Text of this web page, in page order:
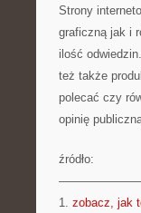
Strony
graficzną jak i
ilość
też także
polecać czy
opinię
źródło:
1. zobacz, jak